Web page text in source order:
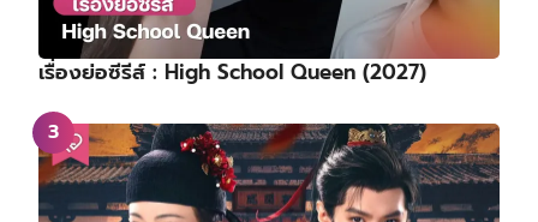
เรื่องย่อซีรีส์ : High School Queen (2027)